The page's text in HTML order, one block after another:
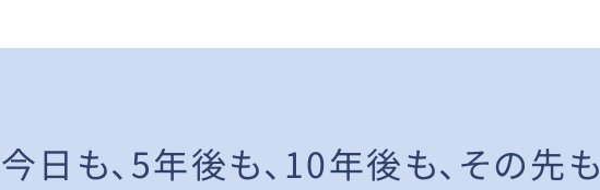
今日も、5年後も、 10年後も、その先も